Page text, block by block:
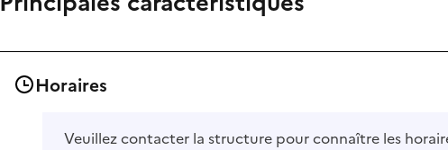
Horaires
Veuillez contacter la structure pour connaître les